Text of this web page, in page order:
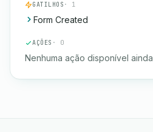
GATILHOS · 1
Form Created
AÇÕES · 0
Nenhuma ação disponível